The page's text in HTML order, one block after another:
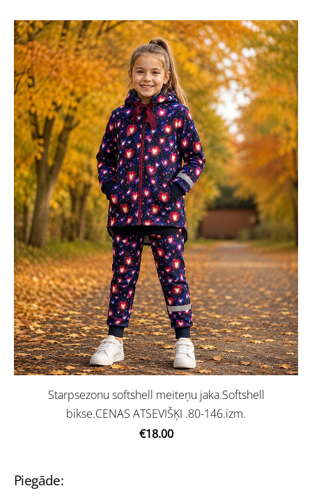
Piegāde:
Starpsezonu softshell meiteņu jaka.Softshell
bikse.CENAS ATSEVIŠĶI .80-146.izm.
€18.00